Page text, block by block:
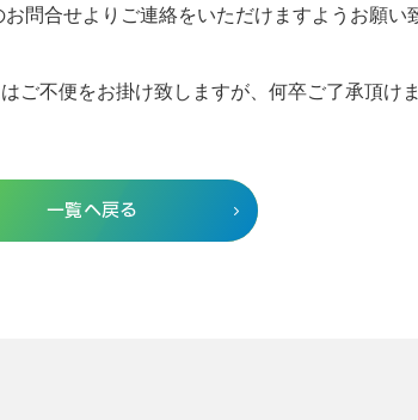
お問合せよりご連絡をいただけますようお願い
ご不便をお掛け致しますが、何卒ご了承頂け
一覧へ戻る